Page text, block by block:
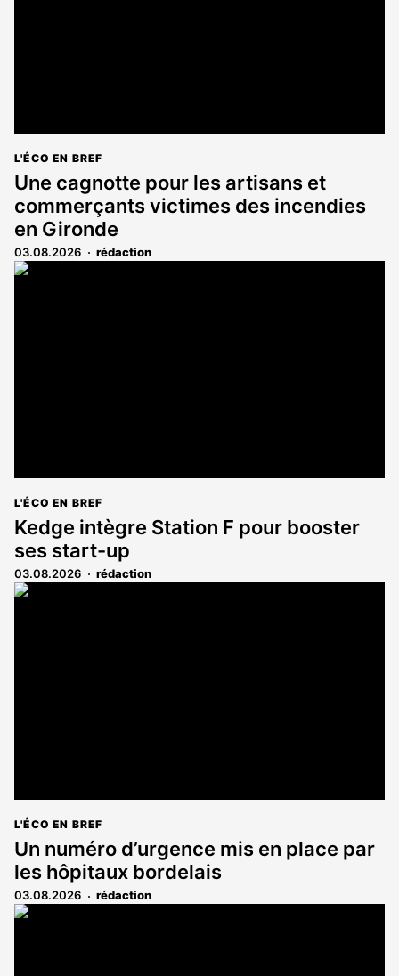
L'ÉCO EN BREF
Une cagnotte pour les artisans et
commerçants victimes des incendies
en Gironde
03.08.2026 rédaction
L'ÉCO EN BREF
Kedge intègre Station F pour booster
ses start-up
03.08.2026 rédaction
L'ÉCO EN BREF
Un numéro d’urgence mis en place par
les hôpitaux bordelais
03.08.2026 rédaction